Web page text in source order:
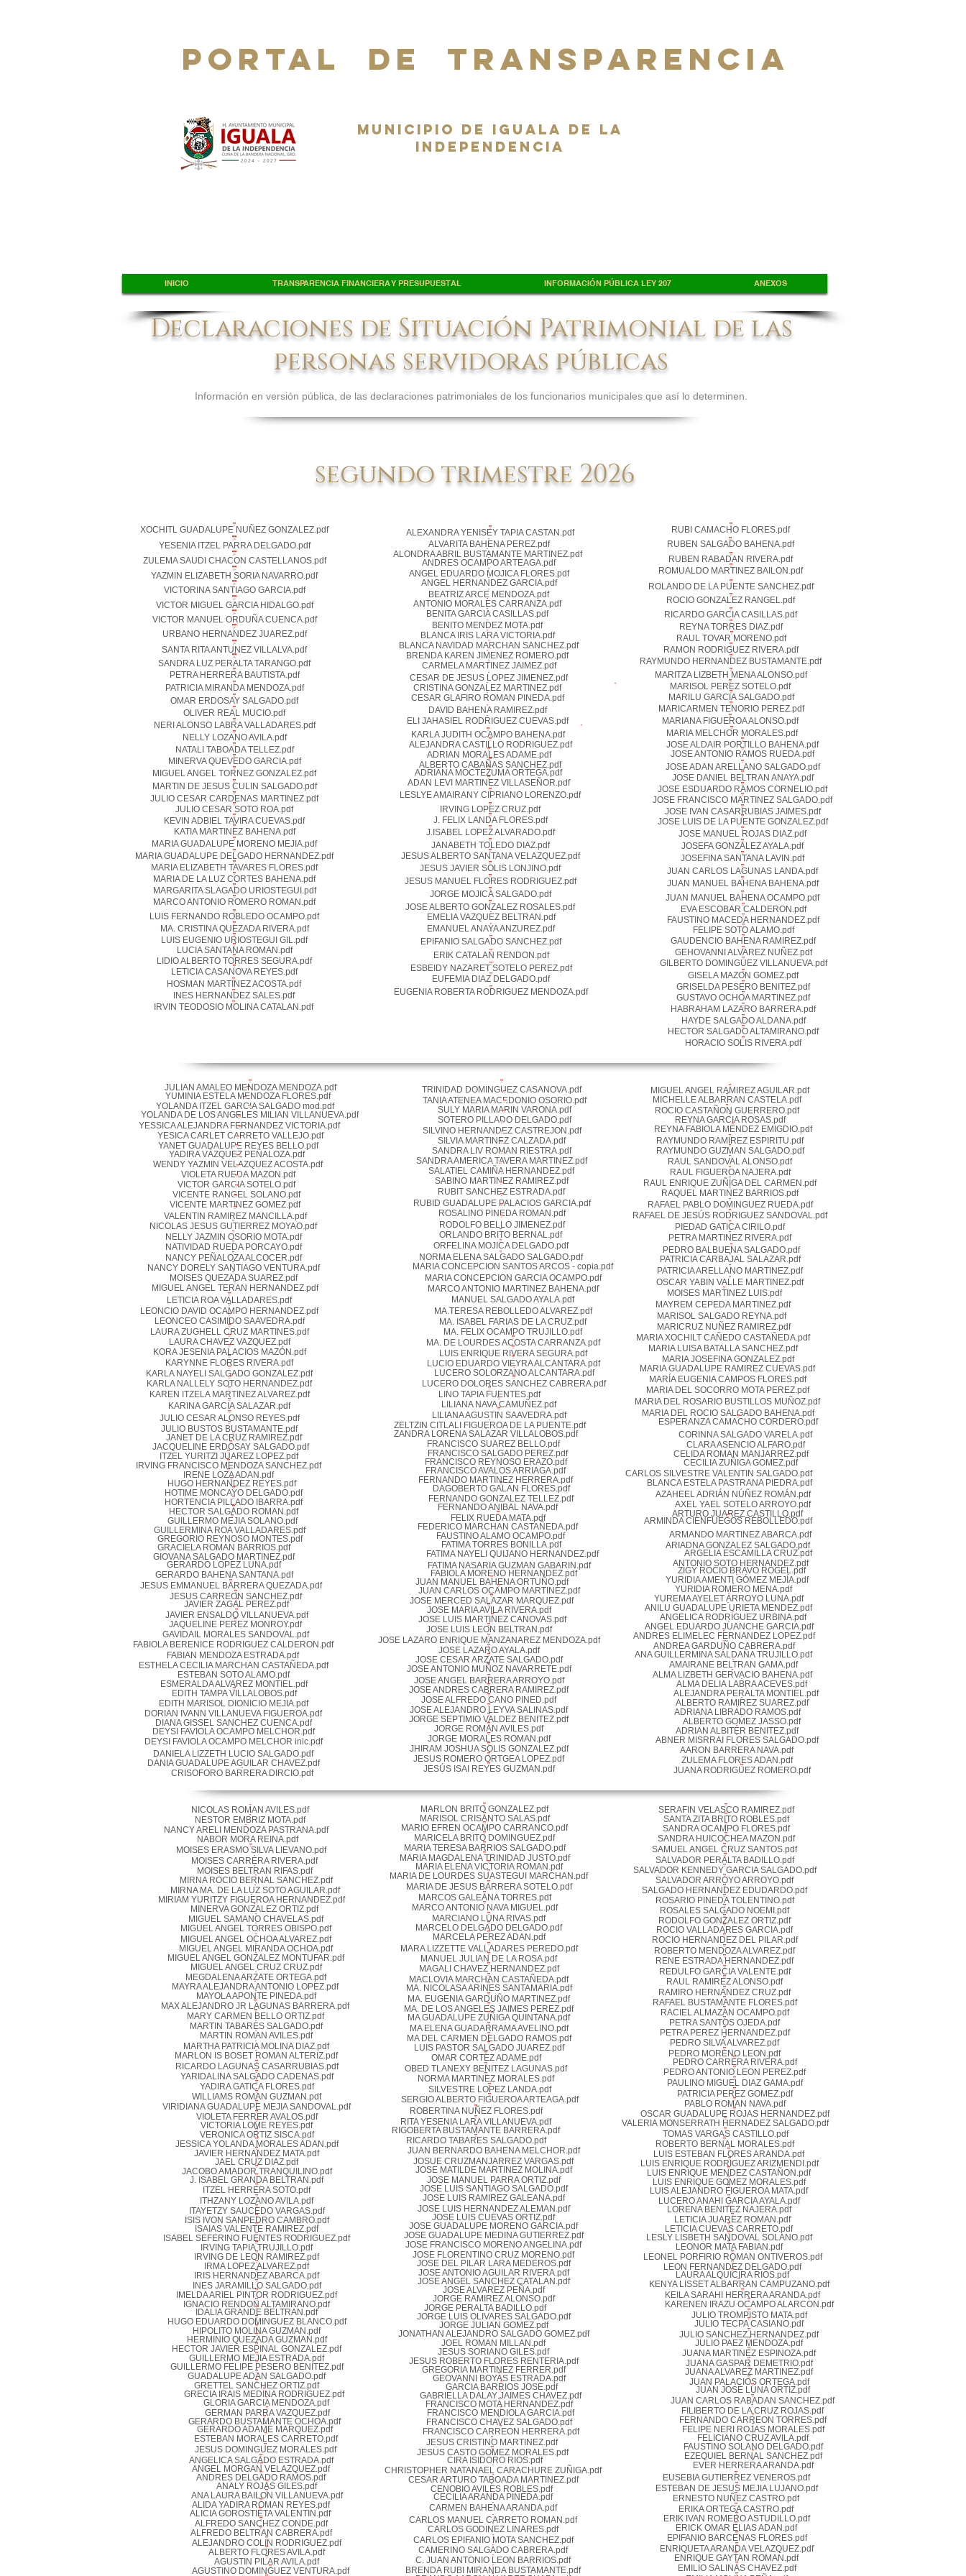
PORTAL DE TRANSPARENCIA
Municipio de Iguala de la
Independencia
INICIO TRANSPARENCIA FINANCIERA Y PRESUPUESTAL INFORMACIÓN PÚBLICA LEY 207 ANEXOS
Declaraciones de Situación Patrimonial de las
personas servidoras públicas
Información en versión pública, de las declaraciones patrimoniales de los funcionarios municipales que así lo determinen.
segundo trimestre 2026
URBANO HERNANDEZ JUAREZ.pdf
VICTOR MANUEL ORDUÑA CUENCA.pdf
VICTOR MIGUEL GARCIA HIDALGO.pdf
VICTORINA SANTIAGO GARCIA.pdf
YAZMIN ELIZABETH SORIA NAVARRO.pdf
ZULEMA SAUDI CHACON CASTELLANOS.pdf
YESENIA ITZEL PARRA DELGADO.pdf
XOCHITL GUADALUPE NUÑEZ GONZALEZ.pdf
SANDRA LUZ PERALTA TARANGO.pdf
SANTA RITA ANTUNEZ VILLALVA.pdf
MARTIN DE JESUS CULIN SALGADO.pdf
MIGUEL ANGEL TORNEZ GONZALEZ.pdf
MINERVA QUEVEDO GARCIA.pdf
NATALI TABOADA TELLEZ.pdf
NELLY LOZANO AVILA.pdf
NERI ALONSO LABRA VALLADARES.pdf
OLIVER REAL MUCIO.pdf
OMAR ERDOSAY SALGADO.pdf
PATRICIA MIRANDA MENDOZA.pdf
PETRA HERRERA BAUTISTA.pdf
JULIO CESAR CARDENAS MARTINEZ.pdf
JULIO CESAR SOTO ROA.pdf
KEVIN ADBIEL TAVIRA CUEVAS.pdf
KATIA MARTINEZ BAHENA.pdf
MARCO ANTONIO ROMERO ROMAN.pdf
MARGARITA SLAGADO URIOSTEGUI.pdf
MARIA DE LA LUZ CORTES BAHENA.pdf
MARIA ELIZABETH TAVARES FLORES.pdf
MARIA GUADALUPE DELGADO HERNANDEZ.pdf
MARIA GUADALUPE MORENO MEJIA.pdf
LETICIA CASANOVA REYES.pdf
LIDIO ALBERTO TORRES SEGURA.pdf
LUCIA SANTANA ROMAN.pdf
LUIS EUGENIO URIOSTEGUI GIL.pdf
MA. CRISTINA QUEZADA RIVERA.pdf
LUIS FERNANDO ROBLEDO OCAMPO.pdf
HOSMAN MARTINEZ ACOSTA.pdf
INES HERNANDEZ SALES.pdf
IRVIN TEODOSIO MOLINA CATALAN.pdf
ALEXANDRA YENISEY TAPIA CASTAN.pdf
DAVID BAHENA RAMIREZ.pdf
ELI JAHASIEL RODRIGUEZ CUEVAS.pdf
ALVARITA BAHENA PEREZ.pdf
ALONDRA ABRIL BUSTAMANTE MARTINEZ.pdf
ANDRES OCAMPO ARTEAGA.pdf
ANGEL EDUARDO MOJICA FLORES.pdf
ANGEL HERNANDEZ GARCIA.pdf
BEATRIZ ARCE MENDOZA.pdf
ANTONIO MORALES CARRANZA.pdf
BENITA GARCIA CASILLAS.pdf
BENITO MENDEZ MOTA.pdf
BLANCA IRIS LARA VICTORIA.pdf
BLANCA NAVIDAD MARCHAN SANCHEZ.pdf
BRENDA KAREN JIMENEZ ROMERO.pdf
CARMELA MARTINEZ JAIMEZ.pdf
CESAR DE JESUS LOPEZ JIMENEZ.pdf
CRISTINA GONZALEZ MARTINEZ.pdf
CESAR GLAFIRO ROMAN PINEDA.pdf
LESLYE AMAIRANY CIPRIANO LORENZO.pdf
IRVING LOPEZ CRUZ.pdf
J. FELIX LANDA FLORES.pdf
J.ISABEL LOPEZ ALVARADO.pdf
JANABETH TOLEDO DIAZ.pdf
JESUS ALBERTO SANTANA VELAZQUEZ.pdf
JESUS JAVIER SOLIS LONJINO.pdf
JESUS MANUEL FLORES RODRIGUEZ.pdf
JORGE MOJICA SALGADO.pdf
JOSE ALBERTO GONZALEZ ROSALES.pdf
EMELIA VAZQUEZ BELTRAN.pdf
EMANUEL ANAYA ANZUREZ.pdf
ADAN LEVI MARTINEZ VILLASEÑOR.pdf
ADRIANA MOCTEZUMA ORTEGA.pdf
ALBERTO CABAÑAS SANCHEZ.pdf
ADRIAN MORALES ADAME.pdf
ALEJANDRA CASTILLO RODRIGUEZ.pdf
KARLA JUDITH OCAMPO BAHENA.pdf
EPIFANIO SALGADO SANCHEZ.pdf
ERIK CATALAN RENDON.pdf
ESBEIDY NAZARET SOTELO PEREZ.pdf
EUFEMIA DIAZ DELGADO.pdf
EUGENIA ROBERTA RODRIGUEZ MENDOZA.pdf
EVA ESCOBAR CALDERON.pdf
FAUSTINO MACEDA HERNANDEZ.pdf
FELIPE SOTO ALAMO.pdf
GAUDENCIO BAHENA RAMIREZ.pdf
GEHOVANNI ALVAREZ NUÑEZ.pdf
GILBERTO DOMINGUEZ VILLANUEVA.pdf
GISELA MAZON GOMEZ.pdf
GRISELDA PESERO BENITEZ.pdf
GUSTAVO OCHOA MARTINEZ.pdf
HABRAHAM LAZARO BARRERA.pdf
HAYDE SALGADO ALDANA.pdf
HECTOR SALGADO ALTAMIRANO.pdf
HORACIO SOLIS RIVERA.pdf
JOSE ALDAIR PORTILLO BAHENA.pdf
JOSE ANTONIO RAMOS RUEDA.pdf
JOSE ADAN ARELLANO SALGADO.pdf
JOSE DANIEL BELTRAN ANAYA.pdf
JOSE ESDUARDO RAMOS CORNELIO.pdf
JOSE FRANCISCO MARTINEZ SALGADO.pdf
JOSE IVAN CASARRUBIAS JAIMES.pdf
JOSE LUIS DE LA PUENTE GONZALEZ.pdf
JOSE MANUEL ROJAS DIAZ.pdf
JOSEFA GONZALEZ AYALA.pdf
JOSEFINA SANTANA LAVIN.pdf
JUAN CARLOS LAGUNAS LANDA.pdf
JUAN MANUEL BAHENA BAHENA.pdf
JUAN MANUEL BAHENA OCAMPO.pdf
MARIA MELCHOR MORALES.pdf
MARIANA FIGUEROA ALONSO.pdf
MARICARMEN TENORIO PEREZ.pdf
MARILU GARCIA SALGADO.pdf
MARISOL PEREZ SOTELO.pdf
MARITZA LIZBETH MENA ALONSO.pdf
RAYMUNDO HERNANDEZ BUSTAMANTE.pdf
RAMON RODRIGUEZ RIVERA.pdf
RAUL TOVAR MORENO.pdf
REYNA TORRES DIAZ.pdf
RICARDO GARCIA CASILLAS.pdf
ROCIO GONZALEZ RANGEL.pdf
ROLANDO DE LA PUENTE SANCHEZ.pdf
ROMUALDO MARTINEZ BAILON.pdf
RUBEN RABADAN RIVERA.pdf
RUBEN SALGADO BAHENA.pdf
RUBI CAMACHO FLORES.pdf
JESUS EMMANUEL BARRERA QUEZADA.pdf
JESUS CARREON SANCHEZ.pdf
JAVIER ZAGAL PEREZ.pdf
YUMINIA ESTELA MENDOZA FLORES.pdf
YOLANDA ITZEL GARCIA SALGADO mod.pdf
YOLANDA DE LOS ANGELES MILIAN VILLANUEVA.pdf
YESSICA ALEJANDRA FERNANDEZ VICTORIA.pdf
YESICA CARLET CARRETO VALLEJO.pdf
YANET GUADALUPE REYES BELLO.pdf
YADIRA VÁZQUEZ PEÑALOZA.pdf
WENDY YAZMIN VELAZQUEZ ACOSTA.pdf
VIOLETA RUEDA MAZON.pdf
VICTOR GARCIA SOTELO.pdf
VICENTE RANGEL SOLANO.pdf
VICENTE MARTINEZ GOMEZ.pdf
VALENTIN RAMIREZ MANCILLA.pdf
NICOLAS JESUS GUTIERREZ MOYAO.pdf
NELLY JAZMIN OSORIO MOTA.pdf
NATIVIDAD RUEDA PORCAYO.pdf
NANCY PEÑALOZA ALCOCER.pdf
NANCY DORELY SANTIAGO VENTURA.pdf
MOISES QUEZADA SUAREZ.pdf
JULIAN AMALEO MENDOZA MENDOZA.pdf
MIGUEL ANGEL TERAN HERNANDEZ.pdf
LEONCEO CASIMIDO SAAVEDRA.pdf
LAURA ZUGHELL CRUZ MARTINES.pdf
LAURA CHAVEZ VAZQUEZ.pdf
KORA JESENIA PALACIOS MAZÓN.pdf
KARYNNE FLORES RIVERA.pdf
KARLA NAYELI SALGADO GONZALEZ.pdf
KARLA NALLELY SOTO HERNANDEZ.pdf
KAREN ITZELA MARTINEZ ALVAREZ.pdf
KARINA GARCIA SALAZAR.pdf
JULIO CESAR ALONSO REYES.pdf
JULIO BUSTOS BUSTAMANTE.pdf
LETICIA ROA VALLADARES.pdf
LEONCIO DAVID OCAMPO HERNANDEZ.pdf
GUILLERMINA ROA VALLADARES.pdf
GREGORIO REYNOSO MONTES.pdf
GRACIELA ROMAN BARRIOS.pdf
GIOVANA SALGADO MARTINEZ.pdf
GERARDO LOPEZ LUNA.pdf
GERARDO BAHENA SANTANA.pdf
JANET DE LA CRUZ RAMIREZ.pdf
JACQUELINE ERDOSAY SALGADO.pdf
ITZEL YURITZI JUAREZ LOPEZ.pdf
IRVING FRANCISCO MENDOZA SANCHEZ.pdf
IRENE LOZA ADAN.pdf
HUGO HERNANDEZ REYES.pdf
HOTIME MONCAYO DELGADO.pdf
HORTENCIA PILLADO IBARRA.pdf
HECTOR SALGADO ROMAN.pdf
GUILLERMO MEJIA SOLANO.pdf
FABIOLA BERENICE RODRIGUEZ CALDERON.pdf
FABIAN MENDOZA ESTRADA.pdf
ESTHELA CECILIA MARCHAN CASTAÑEDA.pdf
ESTEBAN SOTO ALAMO.pdf
ESMERALDA ALVAREZ MONTIEL.pdf
EDITH TAMPA VILLALOBOS.pdf
EDITH MARISOL DIONICIO MEJIA.pdf
DORIAN IVANN VILLANUEVA FIGUEROA.pdf
DIANA GISSEL SANCHEZ CUENCA.pdf
DEYSI FAVIOLA OCAMPO MELCHOR.pdf
DEYSI FAVIOLA OCAMPO MELCHOR inic.pdf
DANIELA LIZZETH LUCIO SALGADO.pdf
CRISOFORO BARRERA DIRCIO.pdf
DANIA GUADALUPE AGUILAR CHAVEZ.pdf
GAVIDAIL MORALES SANDOVAL.pdf
JAVIER ENSALDO VILLANUEVA.pdf
JAQUELINE PEREZ MONROY.pdf
ZANDRA LORENA SALAZAR VILLALOBOS.pdf
TRINIDAD DOMINGUEZ CASANOVA.pdf
TANIA ATENEA MACEDONIO OSORIO.pdf
SULY MARIA MARIN VARONA.pdf
SOTERO PILLADO DELGADO.pdf
SILVINO HERNANDEZ CASTREJON.pdf
SILVIA MARTINEZ CALZADA.pdf
SANDRA LIV ROMAN RIESTRA.pdf
ORLANDO BRITO BERNAL.pdf
ORFELINA MOJICA DELGADO.pdf
NORMA ELENA SALGADO SALGADO.pdf
SANDRA AMERICA TAVERA MARTINEZ.pdf
SALATIEL CAMIÑA HERNANDEZ.pdf
SABINO MARTINEZ RAMIREZ.pdf
RUBIT SANCHEZ ESTRADA.pdf
RUBID GUADALUPE PALACIOS GARCIA.pdf
ROSALINO PINEDA ROMAN.pdf
RODOLFO BELLO JIMENEZ.pdf
LUIS ENRIQUE RIVERA SEGURA.pdf
LUCIO EDUARDO VIEYRA ALCANTARA.pdf
MA. ISABEL FARIAS DE LA CRUZ.pdf
MA. FELIX OCAMPO TRUJILLO.pdf
MA. DE LOURDES ACOSTA CARRANZA.pdf
MARIA CONCEPCION SANTOS ARCOS - copia.pdf
MARIA CONCEPCION GARCIA OCAMPO.pdf
MARCO ANTONIO MARTINEZ BAHENA.pdf
MANUEL SALGADO AYALA.pdf
MA.TERESA REBOLLEDO ALVAREZ.pdf
LUCERO DOLORES SANCHEZ CABRERA.pdf
LINO TAPIA FUENTES.pdf
LUCERO SOLORZANO ALCANTARA.pdf
LILIANA NAVA CAMUÑEZ.pdf
LILIANA AGUSTIN SAAVEDRA.pdf
ZELTZIN CITLALI FIGUEROA DE LA PUENTE.pdf
DAGOBERTO GALAN FLORES.pdf
FERNANDO GONZALEZ TELLEZ.pdf
FERNANDO ANIBAL NAVA.pdf
FELIX RUEDA MATA.pdf
FEDERICO MARCHAN CASTAÑEDA.pdf
FAUSTINO ALAMO OCAMPO.pdf
FATIMA TORRES BONILLA.pdf
FATIMA NAYELI QUIJANO HERNANDEZ.pdf
FATIMA NASARIA GUZMAN GABARIN.pdf
FABIOLA MORENO HERNANDEZ.pdf
FRANCISCO SUAREZ BELLO.pdf
FRANCISCO SALGADO PEREZ.pdf
FRANCISCO REYNOSO ERAZO.pdf
FRANCISCO AVALOS ARRIAGA.pdf
FERNANDO MARTINEZ HERRERA.pdf
JUAN MANUEL BAHENA ORTUÑO.pdf
JUAN CARLOS OCAMPO MARTINEZ.pdf
JOSE ALFREDO CANO PINED.pdf
JOSE ALEJANDRO LEYVA SALINAS.pdf
JORGE SEPTIMIO VALDEZ BENITEZ.pdf
JORGE ROMAN AVILES.pdf
JORGE MORALES ROMAN.pdf
JHIRAM JOSHUA SOLIS GONZALEZ.pdf
JESUS ROMERO ORTGEA LOPEZ.pdf
JESÚS ISAI REYES GUZMAN.pdf
JOSE MERCED SALAZAR MARQUEZ.pdf
JOSE MARIA AVILA RIVERA.pdf
JOSE LUIS MARTINEZ CANOVAS.pdf
JOSE LUIS LEON BELTRAN.pdf
JOSE LAZARO ENRIQUE MANZANAREZ MENDOZA.pdf
JOSE LAZARO AYALA.pdf
JOSE CESAR ARZATE SALGADO.pdf
JOSE ANTONIO MUÑOZ NAVARRETE.pdf
JOSE ANGEL BARRERA ARROYO.pdf
JOSE ANDRES CABRERA RAMIREZ.pdf
JUANA RODRIGUEZ ROMERO.pdf
MAYREM CEPEDA MARTINEZ.pdf
MARISOL SALGADO REYNA.pdf
MARICRUZ NUÑEZ RAMIREZ.pdf
MARIA XOCHILT CAÑEDO CASTAÑEDA.pdf
MARIA LUISA BATALLA SANCHEZ.pdf
MARIA JOSEFINA GONZALEZ.pdf
MARIA GUADALUPE RAMIREZ CUEVAS.pdf
MARÍA EUGENIA CAMPOS FLORES.pdf
MARIA DEL SOCORRO MOTA PEREZ.pdf
MARIA DEL ROSARIO BUSTILLOS MUÑOZ.pdf
MARIA DEL ROCIO SALGADO BAHENA.pdf
RAUL SANDOVAL ALONSO.pdf
RAUL FIGUEROA NAJERA.pdf
RAUL ENRIQUE ZUÑIGA DEL CARMEN.pdf
RAQUEL MARTINEZ BARRIOS.pdf
RAFAEL PABLO DOMINGUEZ RUEDA.pdf
RAFAEL DE JESÚS RODRIGUEZ SANDOVAL.pdf
PIEDAD GATICA CIRILO.pdf
PETRA MARTINEZ RIVERA.pdf
PEDRO BALBUENA SALGADO.pdf
PATRICIA CARBAJAL SALAZAR.pdf
PATRICIA ARELLANO MARTINEZ.pdf
OSCAR YABIN VALLE MARTINEZ.pdf
MOISES MARTINEZ LUIS.pdf
MIGUEL ANGEL RAMIREZ AGUILAR.pdf
MICHELLE ALBARRAN CASTELA.pdf
ROCIO CASTAÑON GUERRERO.pdf
REYNA GARCIA ROSAS.pdf
REYNA FABIOLA MENDEZ EMIGDIO.pdf
RAYMUNDO RAMIREZ ESPIRITU.pdf
RAYMUNDO GUZMAN SALGADO.pdf
ESPERANZA CAMACHO CORDERO.pdf
CORINNA SALGADO VARELA.pdf
CLARA ASENCIO ALFARO.pdf
CELIDA ROMAN MANJARREZ.pdf
CECILIA ZUÑIGA GOMEZ.pdf
CARLOS SILVESTRE VALENTIN SALGADO.pdf
BLANCA ESTELA PASTRANA PIEDRA.pdf
AZAHEEL ADRIÁN NÚÑEZ ROMÁN.pdf
AXEL YAEL SOTELO ARROYO.pdf
ARTURO JUAREZ CASTILLO.pdf
ARMINDA CIENFUEGOS REBOLLEDO.pdf
ARMANDO MARTINEZ ABARCA.pdf
ARIADNA GONZALEZ SALGADO.pdf
ARGELIA ESCAMILLA CRUZ.pdf
ANTONIO SOTO HERNANDEZ.pdf
ZIGY ROCIO BRAVO ROGEL.pdf
YURIDIA AMENTI GÓMEZ MEJÍA.pdf
YURIDIA ROMERO MENA.pdf
YUREMA AYELET ARROYO LUNA.pdf
ANILU GUADALUPE URIETA MENDEZ.pdf
ANGELICA RODRIGUEZ URBINA.pdf
ANGEL EDUARDO JUANCHE GARCIA.pdf
ANDRES ELIMELEC FERNANDEZ LOPEZ.pdf
ANDREA GARDUÑO CABRERA.pdf
ANA GUILLERMINA SALDAÑA TRUJILLO.pdf
AMAIRANE BELTRAN GAMA.pdf
ALMA LIZBETH GERVACIO BAHENA.pdf
ALMA DELIA LABRA ACEVES.pdf
ALEJANDRA PERALTA MONTIEL.pdf
ALBERTO RAMIREZ SUAREZ.pdf
ADRIANA LIBRADO RAMOS.pdf
ALBERTO GOMEZ JASSO.pdf
ADRIAN ALBITER BENITEZ.pdf
ABNER MISRRAI FLORES SALGADO.pdf
AARON BARRERA NAVA.pdf
ZULEMA FLORES ADAN.pdf
ANGELICA SALGADO ESTRADA.pdf
ANGEL MORGAN VELAZQUEZ.pdf
ANDRES DELGADO RAMOS.pdf
ANALY ROJAS GILES.pdf
ANA LAURA BAILON VILLANUEVA.pdf
CIRA ISIDORO RIOS.pdf
CHRISTOPHER NATANAEL CARACHURE ZUÑIGA.pdf
CESAR ARTURO TABOADA MARTINEZ.pdf
CENOBIO AVILES ROBLES.pdf
CECILIA ARANDA PINEDA.pdf
CARMEN BAHENA ARANDA.pdf
CARLOS MANUEL CARRETO ROMAN.pdf
CARLOS GODINEZ LINARES.pdf
CARLOS EPIFANIO MOTA SANCHEZ.pdf
CAMERINO SALGADO CABRERA.pdf
C. JUAN ANTONIO LEON BARRIOS.pdf
BRENDA RUBI MIRANDA BUSTAMANTE.pdf
GREGORIA MARTINEZ FERRER.pdf
GRECIA IRAIS MEDINA RODRIGUEZ.pdf
GLORIA GARCIA MENDOZA.pdf
GERMAN PARRA VAZQUEZ.pdf
GERARDO BUSTAMANTE OCHOA.pdf
GERARDO ADAME MARQUEZ.pdf
GEOVANNI BOYAS ESTRADA.pdf
GARCIA BARRIOS JOSE.pdf
GABRIELLA DALAY JAIMES CHAVEZ.pdf
FRANCISCO MOTA HERNANDEZ.pdf
FRANCISCO MENDIOLA GARCIA.pdf
FRANCISCO CHAVEZ SALGADO.pdf
FRANCISCO CARREON HERRERA.pdf
FILIBERTO DE LA CRUZ ROJAS.pdf
FERNANDO CARREON TORRES.pdf
FELIPE NERI ROJAS MORALES.pdf
JESSICA YOLANDA MORALES ADAN.pdf
JAVIER HERNANDEZ MATA.pdf
JAEL CRUZ DIAZ.pdf
JACOBO AMADOR TRANQUILINO.pdf
J. ISABEL GRANDA BELTRAN.pdf
ITZEL HERRERA SOTO.pdf
ITHZANY LOZANO AVILA.pdf
ITAYETZY SAUCEDO VARGAS.pdf
ISIS IVON SANPEDRO CAMBRO.pdf
ISAIAS VALENTE RAMIREZ.pdf
ISABEL SEFERINO FUENTES RODRIGUEZ.pdf
IRVING TAPIA TRUJILLO.pdf
IRVING DE LEON RAMIREZ.pdf
IRMA LOPEZ ALVAREZ.pdf
JUAN BERNARDO BAHENA MELCHOR.pdf
JOSUE CRUZMANJARREZ VARGAS.pdf
JOSE MATILDE MARTINEZ MOLINA.pdf
JOSE MANUEL PARRA ORTIZ.pdf
JOSE LUIS SANTIAGO SALGADO.pdf
JOSE LUIS RAMIREZ GALEANA.pdf
JOSE LUIS HERNANDEZ ALEMAN.pdf
JOSE LUIS CUEVAS ORTIZ.pdf
JOSE GUADALUPE MORENO GARCIA.pdf
JOSE GUADALUPE MEDINA GUTIERREZ.pdf
JOSE FRANCISCO MORENO ANGELINA.pdf
JOSE FLORENTINO CRUZ MORENO.pdf
JOSE DEL PILAR LARA MEDEROS.pdf
JOSE ANTONIO AGUILAR RIVERA.pdf
JOSE ANGEL SANCHEZ CATALAN.pdf
JOSE ALVAREZ PEÑA.pdf
JORGE RAMIREZ ALONSO.pdf
JORGE PERALTA BADILLO.pdf
JORGE LUIS OLIVARES SALGADO.pdf
JORGE JULIAN GOMEZ.pdf
JONATHAN ALEJANDRO SALGADO GOMEZ.pdf
NICOLAS ROMAN AVILES.pdf
NESTOR EMBRIZ MOTA.pdf
NANCY ARELI MENDOZA PASTRANA.pdf
NABOR MORA REINA.pdf
MOISES ERASMO SILVA LIEVANO.pdf
MOISES CARRERA RIVERA.pdf
MOISES BELTRAN RIFAS.pdf
MIRNA ROCIO BERNAL SANCHEZ.pdf
MIRNA MA. DE LA LUZ SOTO AGUILAR.pdf
MIRIAM YURITZY FIGUEROA HERNANDEZ.pdf
MINERVA GONZALEZ ORTIZ.pdf
MIGUEL SAMANO CHAVELAS.pdf
MIGUEL ANGEL TORRES OBISPO.pdf
MIGUEL ANGEL OCHOA ALVAREZ.pdf
MIGUEL ANGEL MIRANDA OCHOA.pdf
MIGUEL ANGEL GONZALEZ MONTUFAR.pdf
MIGUEL ANGEL CRUZ CRUZ.pdf
MEGDALENA ARZATE ORTEGA.pdf
MAYRA ALEJANDRA ANTONIO LOPEZ.pdf
MAYOLA APONTE PINEDA.pdf
MAX ALEJANDRO JR LAGUNAS BARRERA.pdf
MARY CARMEN BELLO ORTIZ.pdf
MARTIN TABARES SALGADO.pdf
MARTIN ROMAN AVILES.pdf
MARTHA PATRICIA MOLINA DIAZ.pdf
MARLON BRITO GONZALEZ.pdf
MARISOL CRISANTO SALAS.pdf
MARIO EFREN OCAMPO CARRANCO.pdf
MARICELA BRITO DOMINGUEZ.pdf
MARIA TERESA BARRIOS SALGADO.pdf
MARIA MAGDALENA TRINIDAD JUSTO.pdf
MARIA ELENA VICTORIA ROMAN.pdf
MARIA DE LOURDES SUASTEGUI MARCHAN.pdf
MARIA DE JESUS BARRERA SOTELO.pdf
MARCOS GALEANA TORRES.pdf
MARCO ANTONIO NAVA MIGUEL.pdf
MARCIANO LUNA RIVAS.pdf
MARCELO DELGADO DELGADO.pdf
MARCELA PEREZ ADAN.pdf
MARA LIZZETTE VALLADARES PEREDO.pdf
MANUEL JULIAN DE LA ROSA.pdf
MAGALI CHAVEZ HERNANDEZ.pdf
MACLOVIA MARCHAN CASTAÑEDA.pdf
MA. NICOLASA ARINES SANTAMARIA.pdf
MA. EUGENIA GARDUÑO MARTINEZ.pdf
MA. DE LOS ANGELES JAIMES PEREZ.pdf
MA GUADALUPE ZUÑIGA QUINTANA.pdf
MA ELENA GUADARRAMA AVELINO.pdf
MA DEL CARMEN DELGADO RAMOS.pdf
LUIS PASTOR SALGADO JUAREZ.pdf
MARLON IS BOSET ROMAN ALTERIZ.pdf
YARIDALINA SALGADO CADENAS.pdf
YADIRA GATICA FLORES.pdf
WILLIAMS ROMAN GUZMAN.pdf
VIRIDIANA GUADALUPE MEJIA SANDOVAL.pdf
VIOLETA FERRER AVALOS.pdf
VICTORIA LOME REYES.pdf
VERONICA ORTIZ SISCA.pdf
VALERIA MONSERRATH HERNADEZ SALGADO.pdf
TOMAS VARGAS CASTILLO.pdf
ROBERTO BERNAL MORALES.pdf
ROBERTINA NUÑEZ FLORES.pdf
RITA YESENIA LARA VILLANUEVA.pdf
RIGOBERTA BUSTAMANTE BARRERA.pdf
RICARDO TABARES SALGADO.pdf
RICARDO LAGUNAS CASARRUBIAS.pdf
SILVESTRE LOPEZ LANDA.pdf
SERGIO ALBERTO FIGUEROA ARTEAGA.pdf
SERAFIN VELASCO RAMIREZ.pdf
SANTA ZITA BRITO ROBLES.pdf
SANDRA OCAMPO FLORES.pdf
SANDRA HUICOCHEA MAZON.pdf
SAMUEL ANGEL CRUZ SANTOS.pdf
SALVADOR PERALTA BADILLO.pdf
RENE ESTRADA HERNANDEZ.pdf
REDULFO GARCIA VALENTE.pdf
RAUL RAMIREZ ALONSO.pdf
RAMIRO HERNANDEZ CRUZ.pdf
RAFAEL BUSTAMANTE FLORES.pdf
RACIEL ALMAZAN OCAMPO.pdf
PETRA SANTOS OJEDA.pdf
SALVADOR KENNEDY GARCIA SALGADO.pdf
SALVADOR ARROYO ARROYO.pdf
SALGADO HERNANDEZ EDUDARDO.pdf
ROSARIO PINEDA TOLENTINO.pdf
ROSALES SALGADO NOEMI.pdf
RODOLFO GONZALEZ ORTIZ.pdf
ROCIO VALLADARES GARCIA.pdf
ROCIO HERNANDEZ DEL PILAR.pdf
ROBERTO MENDOZA ALVAREZ.pdf
PETRA PEREZ HERNANDEZ.pdf
PEDRO SILVA ALVAREZ.pdf
PEDRO MORENO LEON.pdf
PEDRO CARRERA RIVERA.pdf
PEDRO ANTONIO LEON PEREZ.pdf
PAULINO MIGUEL DIAZ GAMA.pdf
PATRICIA PEREZ GOMEZ.pdf
PABLO ROMAN NAVA.pdf
OSCAR GUADALUPE ROJAS HERNANDEZ.pdf
OMAR CORTEZ ADAME.pdf
OBED TLANEXY BENITEZ LAGUNAS.pdf
NORMA MARTINEZ MORALES.pdf
LUIS ESTEBAN FLORES ARANDA.pdf
LUIS ENRIQUE RODRIGUEZ ARIZMENDI.pdf
LUIS ENRIQUE MENDEZ CASTAÑON.pdf
LUIS ENRIQUE GOMEZ MORALES.pdf
LUIS ALEJANDRO FIGUEROA MATA.pdf
LUCERO ANAHI GARCIA AYALA.pdf
LORENA BENITEZ NAJERA.pdf
LETICIA JUAREZ ROMAN.pdf
LETICIA CUEVAS CARRETO.pdf
LESLY LISBETH SANDOVAL SOLANO.pdf
LEONOR MATA FABIAN.pdf
LEONEL PORFIRIO ROMAN ONTIVEROS.pdf
LEON FERNANDEZ DELGADO.pdf
LAURA ALQUICIRA RIOS.pdf
KENYA LISSET ALBARRAN CAMPUZANO.pdf
KEILA SARAHI HERRERA ARANDA.pdf
KARENEN IRAZU OCAMPO ALARCON.pdf
JULIO TROMPISTO MATA.pdf
JULIO TECPA CASIANO.pdf
JULIO SANCHEZ HERNANDEZ.pdf
JULIO PAEZ MENDOZA.pdf
JUANA MARTINEZ ESPINOZA.pdf
JUANA GASPAR DEMETRIO.pdf
JUANA ALVAREZ MARTINEZ.pdf
JUAN PALACIOS ORTEGA.pdf
JUAN JOSE LUNA ORTIZ.pdf
JUAN CARLOS RABADAN SANCHEZ.pdf
JOEL ROMAN MILLAN.pdf
JESUS SORIANO GILES.pdf
JESUS ROBERTO FLORES RENTERIA.pdf
IRIS HERNANDEZ ABARCA.pdf
INES JARAMILLO SALGADO.pdf
IMELDA ARIEL PINTOR RODRIGUEZ.pdf
IGNACIO RENDON ALTAMIRANO.pdf
IDALIA GRANDE BELTRAN.pdf
HUGO EDUARDO DOMINGUEZ BLANCO.pdf
HIPOLITO MOLINA GUZMAN.pdf
HERMINIO QUEZADA GUZMAN.pdf
HECTOR JAVIER ESPINAL GONZALEZ.pdf
GUILLERMO MEJIA ESTRADA.pdf
GUILLERMO FELIPE PESERO BENITEZ.pdf
GUADALUPE ADAN SALGADO.pdf
GRETTEL SANCHEZ ORTIZ.pdf
JESUS DOMINGUEZ MORALES.pdf
JESUS CRISTINO MARTINEZ.pdf
JESUS CASTO GOMEZ MORALES.pdf
FELICIANO CRUZ AVILA.pdf
FAUSTINO SOLANO DELGADO.pdf
EZEQUIEL BERNAL SANCHEZ.pdf
EVER HERRERA ARANDA.pdf
ESTEBAN MORALES CARRETO.pdf
EUSEBIA GUTIERREZ VENEROS.pdf
ESTEBAN DE JESUS MEJIA LUJANO.pdf
ERNESTO NUÑEZ CASTRO.pdf
ERIKA ORTEGA CASTRO.pdf
ERIK IVAN ROMERO ASTUDILLO.pdf
ERICK OMAR ELIAS ADAN.pdf
EPIFANIO BARCENAS FLORES.pdf
ENRIQUETA ARANDA VELAZQUEZ.pdf
ENRIQUE GAYTAN ROMAN.pdf
EMILIO SALINAS CHAVEZ.pdf
ALIDA YADIRA ROMAN REYES.pdf
ALICIA GOROSTIETA VALENTIN.pdf
ALFREDO SANCHEZ CONDE.pdf
ALFREDO BELTRAN CABRERA.pdf
ALEJANDRO COLIN RODRIGUEZ.pdf
ALBERTO FLORES AVILA.pdf
AGUSTIN PILAR AVILA.pdf
AGUSTINO DOMINGUEZ VENTURA.pdf